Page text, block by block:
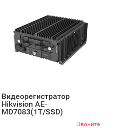
Видеорегистратор
Hikvision AE-
MD7083(1T/SSD)
Звоните